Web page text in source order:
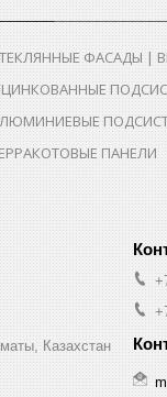
ФАСАДЫ |
ПАНЕЛИ
Казахстан